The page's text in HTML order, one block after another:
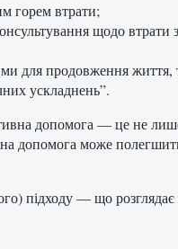
горем втрати;
щодо втрати
для продовження життя,
ускладнень”.
допомога — це не
допомога може
підходу — що